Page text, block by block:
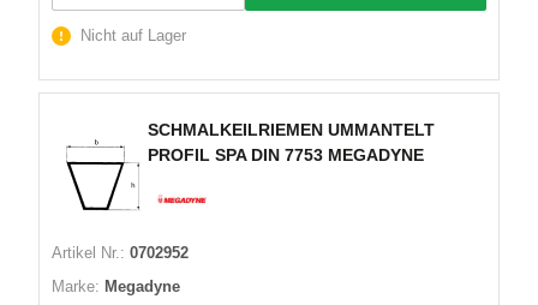
Nicht auf Lager
SCHMALKEILRIEMEN UMMANTELT
PROFIL SPA DIN 7753 MEGADYNE
Artikel Nr.: 0702952
Marke: Megadyne